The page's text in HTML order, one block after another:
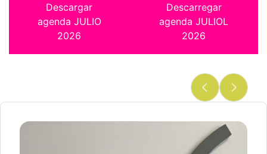
Descargar
agenda JULIO
2026
Descarregar
agenda JULIOL
2026